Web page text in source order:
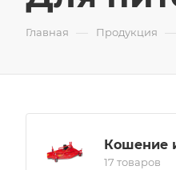
Главная — Продукция —
Кошение
17 товаров